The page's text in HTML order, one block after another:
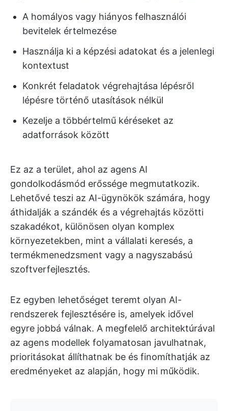
A homályos vagy hiányos felhasználói
bevitelek értelmezése
Használja ki a képzési adatokat és a jelenlegi
kontextust
Konkrét feladatok végrehajtása lépésről
lépésre történő utasítások nélkül
Kezelje a többértelmű kéréseket az
adatforrások között
Ez az a terület, ahol az agens AI
gondolkodásmód erőssége megmutatkozik.
Lehetővé teszi az AI-ügynökök számára, hogy
áthidalják a szándék és a végrehajtás közötti
szakadékot, különösen olyan komplex
környezetekben, mint a vállalati keresés, a
termékmenedzsment vagy a nagyszabású
szoftverfejlesztés.
Ez egyben lehetőséget teremt olyan AI-
rendszerek fejlesztésére is, amelyek idővel
egyre jobbá válnak. A megfelelő architektúrával
az agens modellek folyamatosan javulhatnak,
prioritásokat állíthatnak be és finomíthatják az
eredményeket az alapján, hogy mi működik.